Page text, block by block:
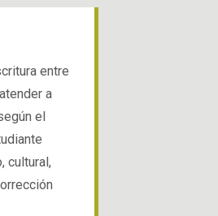
entre
a
el
cultural,